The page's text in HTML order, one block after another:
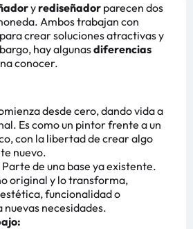
yrediseñador parecen dos
Ambos trabajan con
crear soluciones atractivas y
hay algunasdiferencias
conocer.
desde cero, dando vida a
Es como un pintor frente a un
con la libertad de crear algo
nuevo.
Parte de una base ya existente.
original y lo transforma,
funcionalidad o
necesidades.